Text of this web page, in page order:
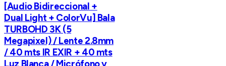
[Audio Bidireccional +
Dual Light + ColorVu] Bala
TURBOHD 3K (5
Megapixel) / Lente 2.8mm
/ 40 mts IR EXIR + 40 mts